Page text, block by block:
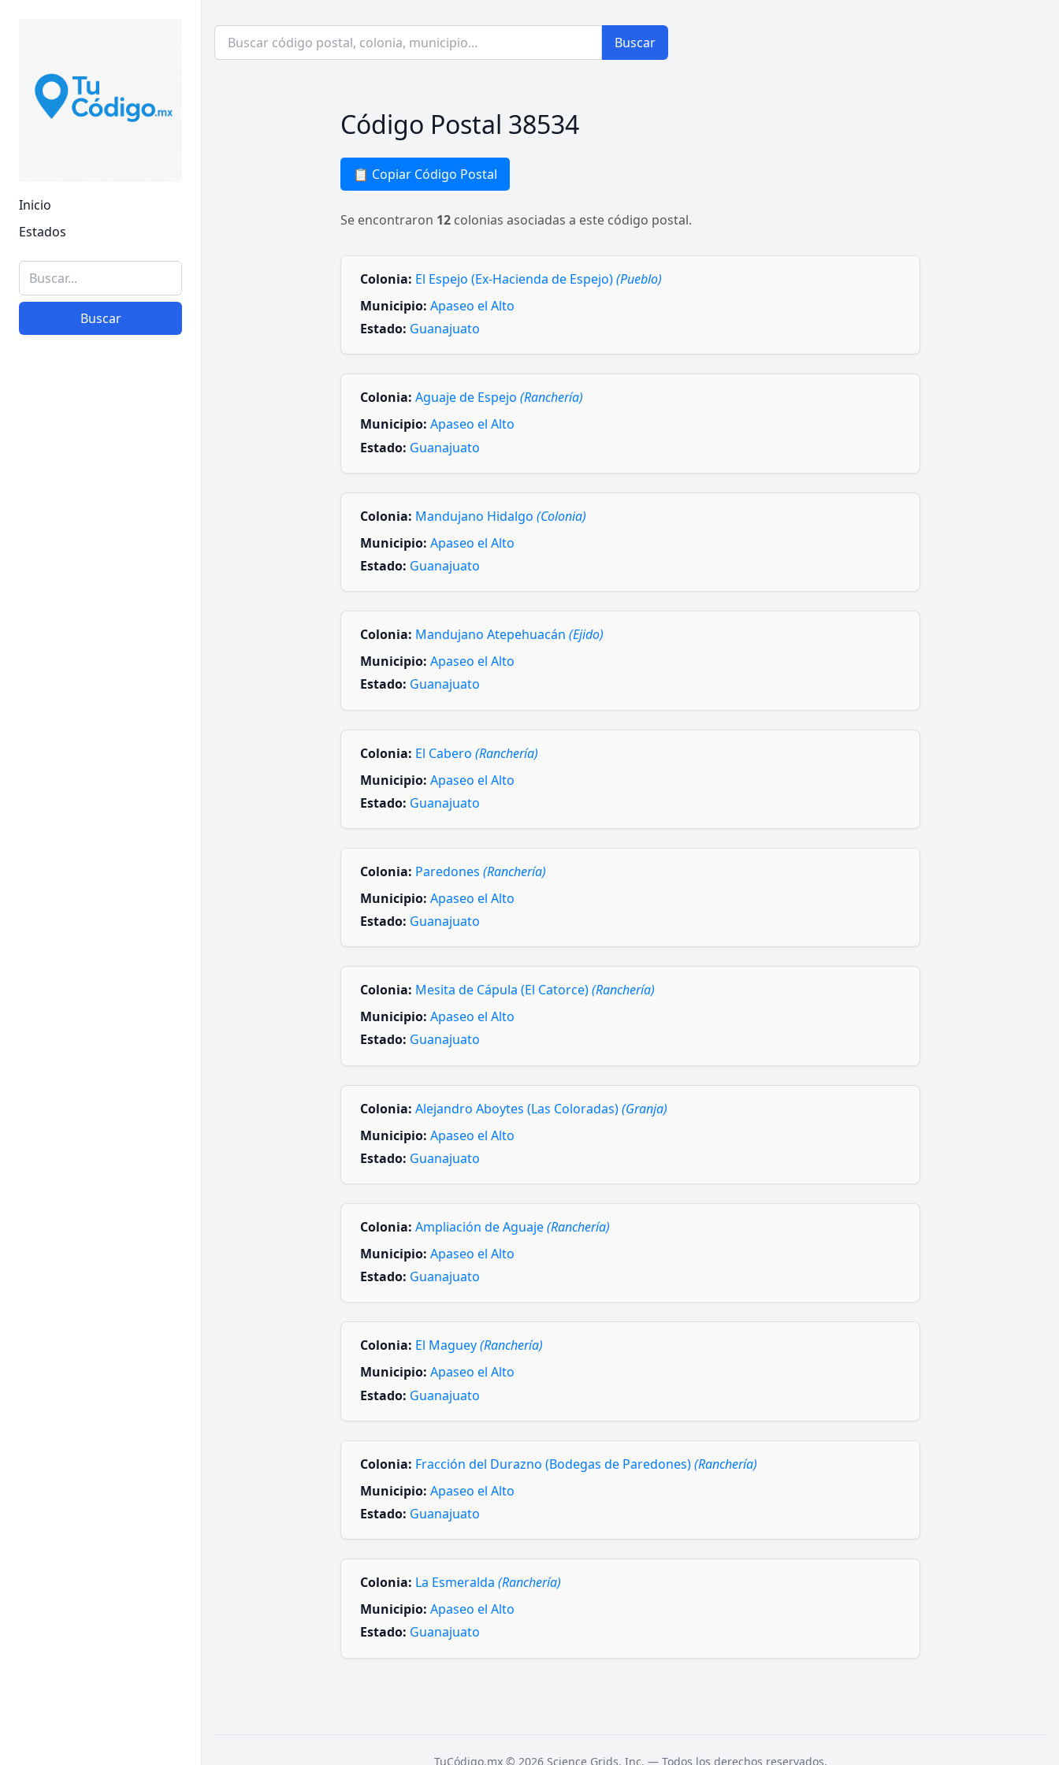
Inicio
Estados
Buscar
Buscar
Código Postal 38534
📋 Copiar Código Postal
Se encontraron 12 colonias asociadas a este código postal.
Colonia: El Espejo (Ex-Hacienda de Espejo)(Pueblo)
Municipio: Apaseo el Alto
Estado: Guanajuato
Colonia: Aguaje de Espejo (Ranchería)
Municipio: Apaseo el Alto
Estado: Guanajuato
Colonia: Mandujano Hidalgo (Colonia)
Municipio: Apaseo el Alto
Estado: Guanajuato
Colonia: Mandujano Atepehuacán (Ejido)
Municipio: Apaseo el Alto
Estado: Guanajuato
Colonia: El Cabero (Ranchería)
Municipio: Apaseo el Alto
Estado: Guanajuato
Colonia: Paredones (Ranchería)
Municipio: Apaseo el Alto
Estado: Guanajuato
Colonia: Mesita de Cápula (El Catorce)(Ranchería)
Municipio: Apaseo el Alto
Estado: Guanajuato
Colonia: Alejandro Aboytes (Las Coloradas)(Granja)
Municipio: Apaseo el Alto
Estado: Guanajuato
Colonia: Ampliación de Aguaje(Ranchería)
Municipio: Apaseo el Alto
Estado: Guanajuato
Colonia: El Maguey(Ranchería)
Municipio: Apaseo el Alto
Estado: Guanajuato
Colonia: Fracción del Durazno (Bodegas de Paredones)(Ranchería)
Municipio: Apaseo el Alto
Estado: Guanajuato
Colonia: La Esmeralda (Ranchería)
Municipio: Apaseo el Alto
Estado: Guanajuato
TuCódigo.mx © 2026 Science Grids, Inc. — Todos los derechos reservados.